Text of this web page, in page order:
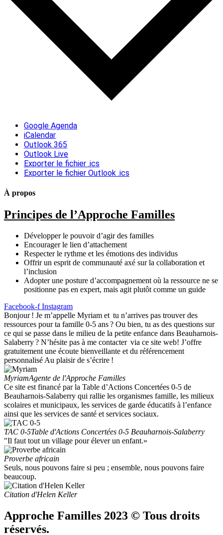
Google Agenda
iCalendar
Outlook 365
Outlook Live
Exporter le fichier .ics
Exporter le fichier Outlook .ics
À propos
Principes de l’Approche Familles
Développer le pouvoir d’agir des familles
Encourager le lien d’attachement
Respecter le rythme et les émotions des individus
Offrir un esprit de communauté axé sur la collaboration et
l’inclusion
Adopter une posture d’accompagnement où la ressource ne se
positionne pas en expert, mais agit plutôt comme un guide
Facebook-f Instagram
Bonjour ! Je m’appelle Myriam et tu n’arrives pas trouver des
ressources pour ta famille 0-5 ans ? Ou bien, tu as des questions sur
ce qui se passe dans le milieu de la petite enfance dans Beauharnois-
Salaberry ? N’hésite pas à me contacter via ce site web! J’offre
gratuitement une écoute bienveillante et du référencement
personnalisé Au plaisir de s’écrire !
MyriamAgente de l'Approche Familles
Ce site est financé par la Table d’Actions Concertées 0-5 de
Beauharnois-Salaberry qui rallie les organismes famille, les milieux
scolaires et municipaux, les services de garde éducatifs à l’enfance
ainsi que les services de santé et services sociaux.
TAC 0-5Table d'Actions Concertées 0-5 Beauharnois-Salaberry
"Il faut tout un village pour élever un enfant.»
Proverbe africain
Seuls, nous pouvons faire si peu ; ensemble, nous pouvons faire
beaucoup.
Citation d'Helen Keller
Approche Familles 2023 © Tous droits
réservés.